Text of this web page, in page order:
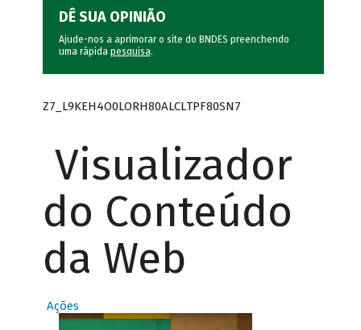
DÊ SUA OPINIÃO
Ajude-nos a aprimorar o site do BNDES preenchendo
uma rápida pesquisa.
Z7_L9KEH4O0LORH80ALCLTPF80SN7
Visualizador
do Conteúdo
da Web
Ações